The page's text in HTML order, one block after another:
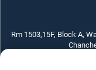
Rm 1503,15F, Block A,